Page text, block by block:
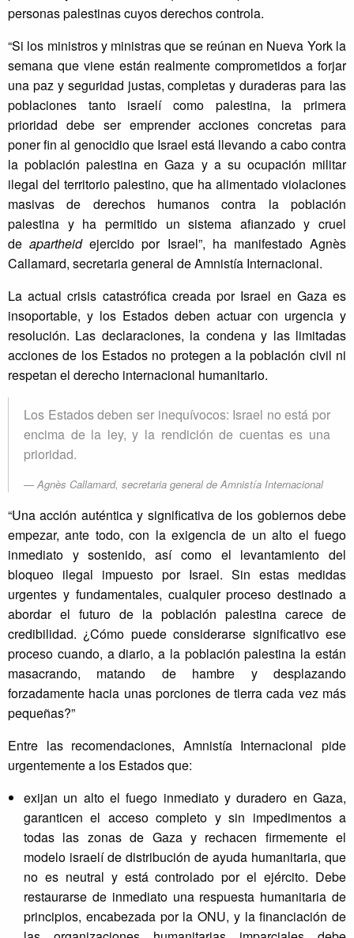
personas palestinas cuyos derechos controla.
“Si los ministros y ministras que se reúnan en Nueva York la
semana que viene están realmente comprometidos a forjar
una paz y seguridad justas, completas y duraderas para las
poblaciones tanto israelí como palestina, la primera
prioridad debe ser emprender acciones concretas para
poner fin al genocidio que Israel está llevando a cabo contra
la población palestina en Gaza y a su ocupación militar
ilegal del territorio palestino, que ha alimentado violaciones
masivas de derechos humanos contra la población
palestina y ha permitido un sistema afianzado y cruel
deapartheidejercido por Israel”, ha manifestado Agnès
Callamard, secretaria general de Amnistía Internacional.
La actual crisis catastrófica creada por Israel en Gaza es
insoportable, y los Estados deben actuar con urgencia y
resolución. Las declaraciones, la condena y las limitadas
acciones de los Estados no protegen a la población civil ni
respetan el derecho internacional humanitario.
Los Estados deben ser inequívocos: Israel no está por
encima de la ley, y la rendición de cuentas es una
prioridad.
Agnès Callamard, secretaria general de Amnistía Internacional
“Una acción auténtica y significativa de los gobiernos debe
empezar, ante todo, con la exigencia de un alto el fuego
inmediato y sostenido, así como el levantamiento del
bloqueo ilegal impuesto por Israel. Sin estas medidas
urgentes y fundamentales, cualquier proceso destinado a
abordar el futuro de la población palestina carece de
credibilidad. ¿Cómo puede considerarse significativo ese
proceso cuando, a diario, a la población palestina la están
masacrando, matando de hambre y desplazando
forzadamente hacia unas porciones de tierra cada vez más
pequeñas?”
Entre las recomendaciones, Amnistía Internacional pide
urgentemente a los Estados que:
exijan un alto el fuego inmediato y duradero en Gaza,
garanticen el acceso completo y sin impedimentos a
todas las zonas de Gaza y rechacen firmemente el
modelo israelí de distribución de ayuda humanitaria, que
no es neutral y está controlado por el ejército. Debe
restaurarse de inmediato una respuesta humanitaria de
principios, encabezada por la ONU, y la financiación de